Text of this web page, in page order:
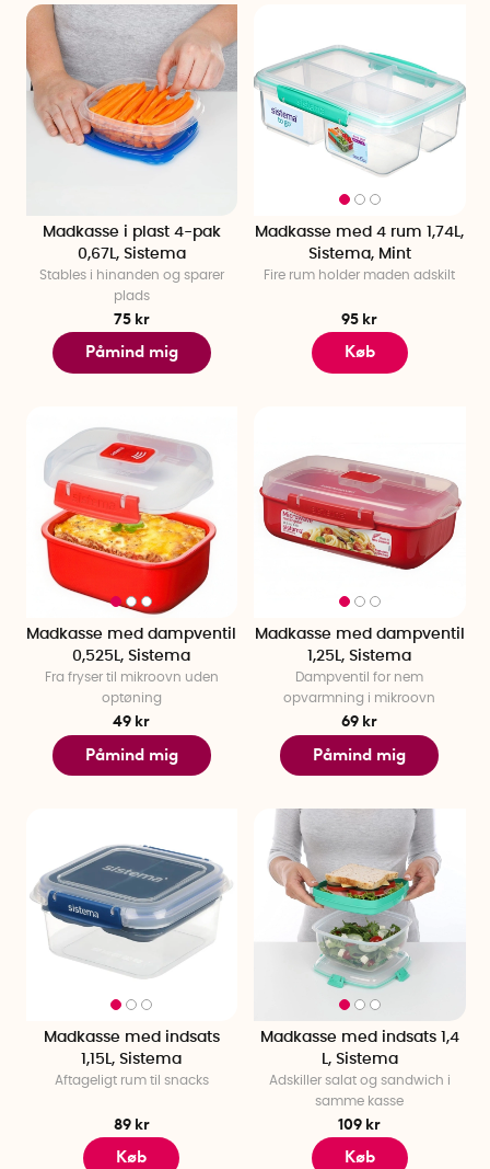
Madkasse i plast 4-pak
0,67L, Sistema
Stables i hinanden og sparer
plads
75 kr
Påmind mig
Madkasse med 4 rum 1,74L,
Sistema, Mint
Fire rum holder maden adskilt
95 kr
Køb
Madkasse med dampventil
0,525L, Sistema
Fra fryser til mikroovn uden
optøning
49 kr
Påmind mig
Madkasse med dampventil
1,25L, Sistema
Dampventil for nem
opvarmning i mikroovn
69 kr
Påmind mig
Madkasse med indsats
1,15L, Sistema
Aftageligt rum til snacks
89 kr
Køb
Madkasse med indsats 1,4
L, Sistema
Adskiller salat og sandwich i
samme kasse
109 kr
Køb